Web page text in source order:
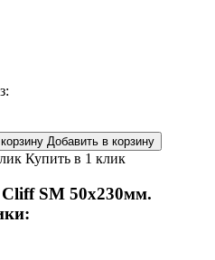
Добавить в корзину
Купить в 1 клик
SM 50x230мм.